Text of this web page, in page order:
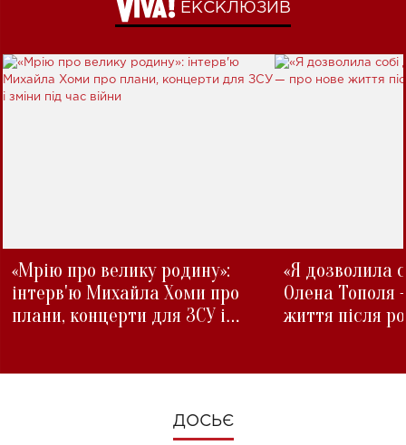
ЕКСКЛЮЗИВ
«Мрію про велику родину»:
інтерв'ю Михайла Хоми про
плани, концерти для ЗСУ і
«Я дозволила
Олена Тополя
життя після
ДОСЬЄ